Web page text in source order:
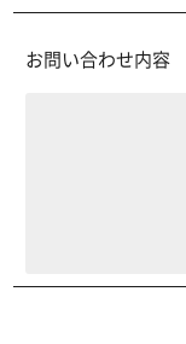
お問い合わせ内容